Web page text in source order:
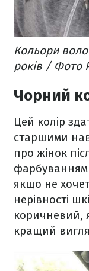
Кольори
років / Фото
Чорний
Цей колір
старшими
про жінок
фарбуванням
якщо не
нерівності
коричневий,
кращий